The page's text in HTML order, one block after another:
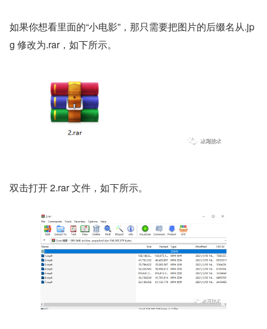
如果你想看里面的“小电影”，那只需要把图片的后缀名从.jp
g 修改为.rar，如下所示。
双击打开 2.rar 文件，如下所示。